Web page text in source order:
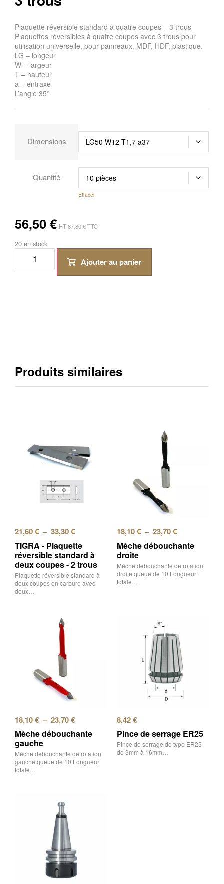
Plaquette réversible standard à quatre coupes – 3 trous
Plaquettes réversibles à quatre coupes avec 3 trous pour
utilisation universelle, pour panneaux, MDF, HDF, plastique.
LG – longeur
W – largeur
T – hauteur
a – entraxe
L’angle 35°
Dimensions
Quantité
Effacer
56,50€ HT67,80€TTC
20 en stock
Ajouter au panier
Produits similaires
21,60€ – 33,30€
TIGRA - Plaquette
réversible standard à
deux coupes - 2 trous
Plaquette réversible standard à
deux coupes en carbure avec
deux…
18,10€ – 23,70€
Mèche débouchante
droite
Mèche débouchante de rotation
droite queue de 10 Longueur
totale…
18,10€ – 23,70€
Mèche débouchante
gauche
Mèche débouchante de rotation
gauche queue de 10 Longueur
totale…
8,42€
Pince de serrage ER25
Pince de serrage de type ER25
de 3mm à 16mm…